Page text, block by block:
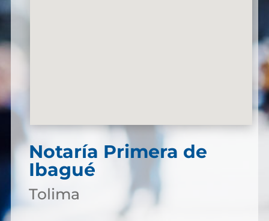
Notaría Primera de
Ibagué
Tolima